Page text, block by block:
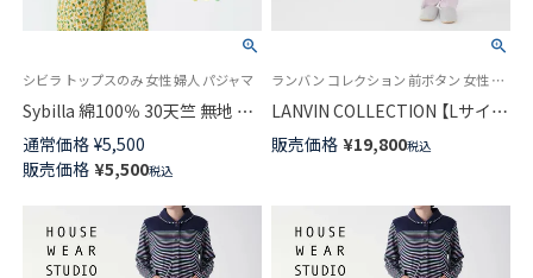
シビラ トップスのみ 女性 婦人 パジャマ
Sybilla 綿100％ 30天竺 無地 ク
ルーネック 半袖Tシャツ Reir レ
イール フリーサイズ レディー
ス 73925040
通常価格 ¥5,500
販売価格 ¥5,500税込
ランバン コレクション 前ボタン 女性 婦人 部屋着
LANVIN COLLECTION 【Lサイ
ズ】綿100％ ふんわり柔らかい
先染め2重ガーゼ レジュールス
パンツ レディース 73044013
販売価格 ¥19,800税込